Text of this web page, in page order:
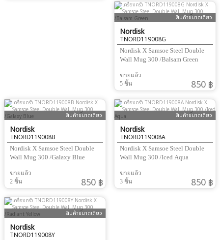
สินค้าขนาดเดียว
Nordisk
TNORD119008G
Nordisk X Samsoe Steel Double
Wall Mug 300 /Balsam Green
ขายแล้ว
5 ชิ้น
850 ฿
สินค้าขนาดเดียว
Nordisk
TNORD119008B
Nordisk X Samsoe Steel Double
Wall Mug 300 /Galaxy Blue
ขายแล้ว
2 ชิ้น
850 ฿
สินค้าขนาดเดียว
Nordisk
TNORD119008A
Nordisk X Samsoe Steel Double
Wall Mug 300 /Iced Aqua
ขายแล้ว
3 ชิ้น
850 ฿
สินค้าขนาดเดียว
Nordisk
TNORD119008Y